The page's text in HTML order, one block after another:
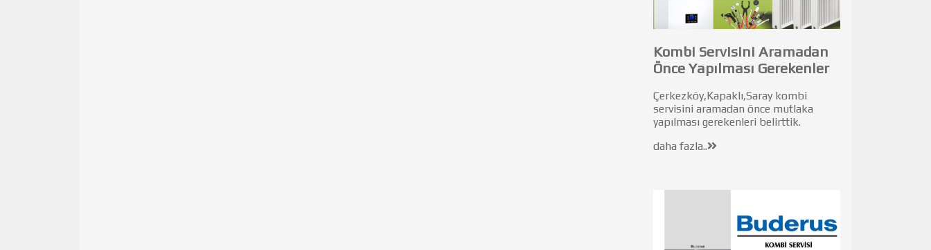
Kombi Servisini Aramadan
Önce Yapılması Gerekenler
Çerkezköy,Kapaklı,Saray kombi
servisini aramadan önce mutlaka
yapılması gerekenleri belirttik.
daha fazla..